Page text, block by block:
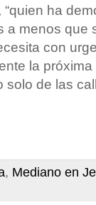
ha
a menos que
con
la
solo de las
, Mediano en